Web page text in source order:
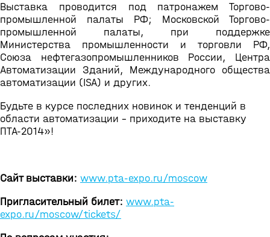
Выставка проводится под патронажем Торгово-
промышленной палаты РФ; Московской Торгово-
промышленной палаты, при поддержке
Министерства промышленности и торговли РФ,
Союза нефтегазопромышленников России, Центра
Автоматизации Зданий, Международного общества
автоматизации (ISA) и других.
Будьте в курсе последних новинок и тенденций в
области автоматизации - приходите на выставку
ПТА-2014»!
Сайт выставки: www.pta-expo.ru/moscow
Пригласительный билет: www.pta-
expo.ru/moscow/tickets/